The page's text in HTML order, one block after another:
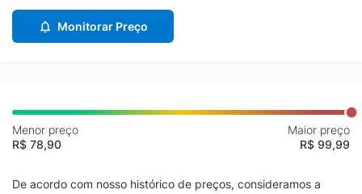
Monitorar Preço
Menor preço
R$ 78,90
Maior preço
R$ 99,99
De acordo com nosso histórico de preços, consideramos a